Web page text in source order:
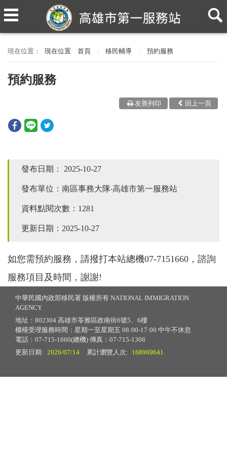
現在位置 首頁 移民輔導 預約服務
預約服務
回上一頁
友善列印
發布日期： 2025-10-27
發布單位：南區事務大隊‧高雄市第一服務站
資料點閱次數：1281
更新日期：2025-10-27
如您需預約服務，請撥打本站總機07-7151660，諮詢
服務項目及時間，謝謝!
中華民國內政部移民署 版權所有 NATIONAL IMMIGRATION
AGENCY
地址：802304 高雄市苓雅區政南街6號5、6樓
櫃檯受理服務時間：星期一至星期五 08:00-17:00 中午不休息
電話：07-715-1660(總機) 傳真：07-715-1306
更新日期: 2026/07/14 累計瀏覽人次: 168969641